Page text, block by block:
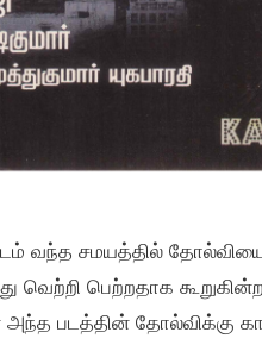
வந்த சமயத்தில்
வெற்றி பெற்றதாக
அந்த படத்தின் தோல்விக்கு